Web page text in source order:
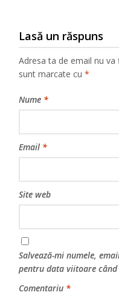
Lasă un răspuns
Adresa ta de email nu va
sunt marcate cu*
Nume *
Email *
Site web
Salvează-mi numele,
pentru data viitoare când
Comentariu *